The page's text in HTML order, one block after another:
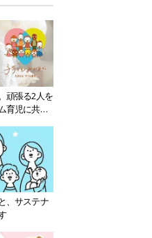
頑張る2人を
育児に共感
、サステナ